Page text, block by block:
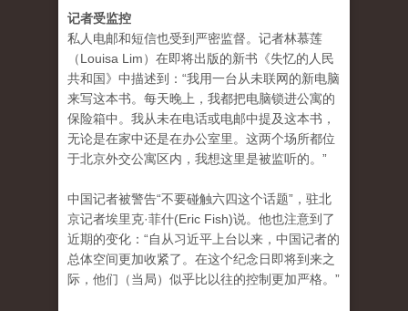
记者受监控
私人电邮和短信也受到严密监督。记者林慕莲
（Louisa Lim）在即将出版的新书《失忆的人民
共和国》中描述到：“我用一台从未联网的新电脑
来写这本书。每天晚上，我都把电脑锁进公寓的
保险箱中。我从未在电话或电邮中提及这本书，
无论是在家中还是在办公室里。这两个场所都位
于北京外交公寓区内，我想这里是被监听的。”
中国记者被警告“不要碰触六四这个话题”，驻北
京记者埃里克·菲什(Eric Fish)说。他也注意到了
近期的变化：“自从习近平上台以来，中国记者的
总体空间更加收紧了。在这个纪念日即将到来之
际，他们（当局）似乎比以往的控制更加严格。”